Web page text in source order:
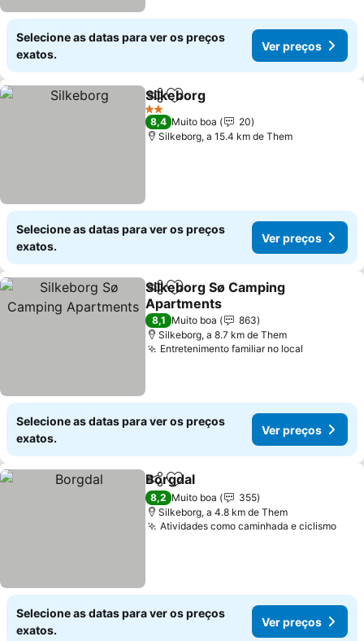
Selecione as datas para ver os preços
exatos.
Ver preços
PartilharAdicionar aos favoritos
Silkeborg
2 Estrelas
8,4 Muito boa
20
Silkeborg, a 15.4 km de Them
Selecione as datas para ver os preços
exatos.
Ver preços
PartilharAdicionar aos favoritos
Silkeborg Sø Camping
Apartments
8,1 Muito boa
863
Silkeborg, a 8.7 km de Them
Entretenimento familiar no local
Selecione as datas para ver os preços
exatos.
Ver preços
PartilharAdicionar aos favoritos
Borgdal
8,2 Muito boa
355
Silkeborg, a 4.8 km de Them
Atividades como caminhada e ciclismo
Selecione as datas para ver os preços
exatos.
Ver preços